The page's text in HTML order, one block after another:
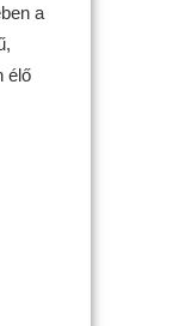
a
élő